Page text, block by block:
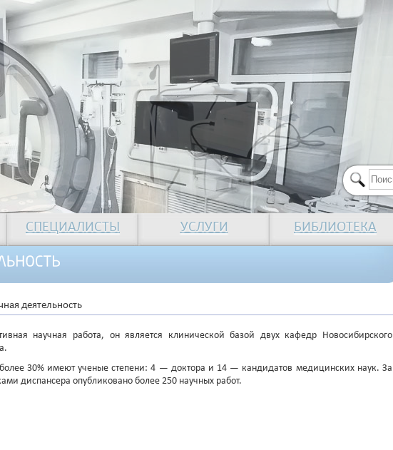
СПЕЦИАЛИСТЫ УСЛУГИ БИБЛИОТЕКА
деятельность
научная работа, он является клинической базой двух кафедр Новосибирского
30% имеют ученые степени: 4 — доктора и 14 — кандидатов медицинских наук. За
диспансера опубликовано более 250 научных работ.